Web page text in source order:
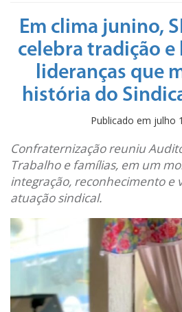
Em clima junino,
celebra tradição e
lideranças que
história do
Publicado em julho
Confraternização reuniu
Trabalho e famílias, em um
integração, reconhecimento e
atuação sindical.